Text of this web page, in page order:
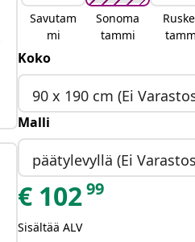
Savutam
mi
Sonoma
tammi
Koko
90 x 190 cm (Ei
Malli
päätylevyllä (Ei
€ 10299
Sisältää ALV